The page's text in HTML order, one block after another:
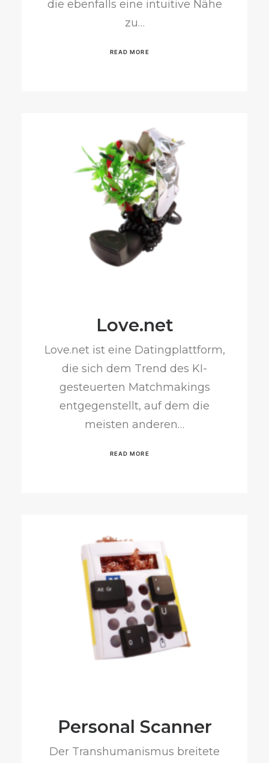
die ebenfalls eine intuitive Nähe
zu…
READ MORE
Love.net
Love.net ist eine Datingplattform,
die sich dem Trend des KI-
gesteuerten Matchmakings
entgegenstellt, auf dem die
meisten anderen…
READ MORE
Personal Scanner
Der Transhumanismus breitete